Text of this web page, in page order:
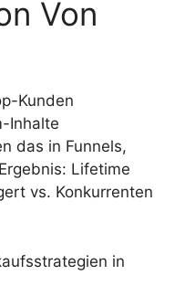
Von
Kunden
Inhalte
das in Funnels,
Lifetime
vs. Konkurrenten
in